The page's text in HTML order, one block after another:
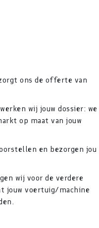
ons de offerte van
wij jouw dossier: we
op maat van jouw
en bezorgen jou
wij voor de verdere
jouw voertuig/machine